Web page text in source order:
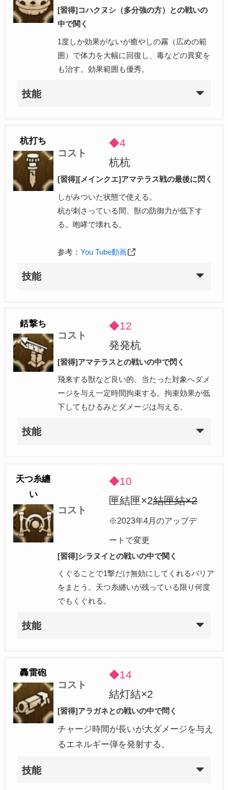
[習得]コハクヌシ（多分強の方）との戦いの
中で関く
1度しか効果がないが癒やしの霧（広めの範
囲）で体力を大幅に回復し、毒などの異変を
も治す。効果範囲も優秀。
技能
杭打ち
コスト
◆4
杭杭
[習得][メインクエ]アマテラス戦の最後に閃く
しがみついた状態で使える。
杭が刺さっている間、獣の防御力が低下す
る。咆哮で壊れる。
参考： You Tube動画
技能
銛撃ち
コスト
◆12
発発杭
[習得]アマテラスとの戦いの中で閃く
飛来する獣など良い的、当たった対象へダメ
ージを与え一定時間拘束する。拘束効果が低
下してもひるみとダメージは与える。
技能
天つ糸纏
い
コスト
◆10
匣結匣×2結匣結×2
※2023年4月のアップデ
ートで変更
[習得]シラヌイとの戦いの中で関く
くぐることで1撃だけ無効にしてくれるバリア
をまとう。天つ糸纏いが残っている限り何度
でもくぐれる。
技能
轟雷砲
コスト
◆14
結灯結×2
[習得]アラガネとの戦いの中で問く
チャージ時間が長いが大ダメージを与え
るエネルギー弾を発射する。
技能